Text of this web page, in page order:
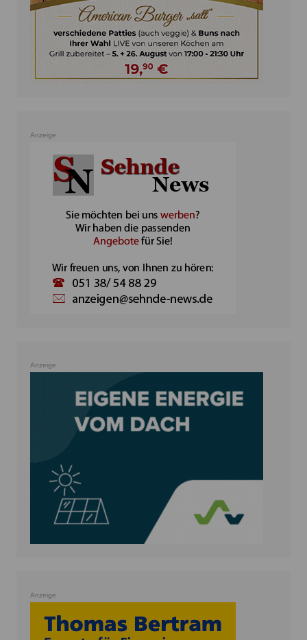
Anzeige
Anzeige
Anzeige